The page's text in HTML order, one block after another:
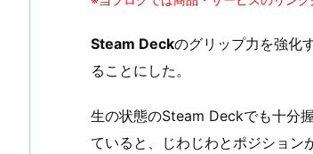
Steam Deckのグリップ力を強化
ることにした。
生の状態のSteam Deckでも十分
ていると、じわじわとポジション